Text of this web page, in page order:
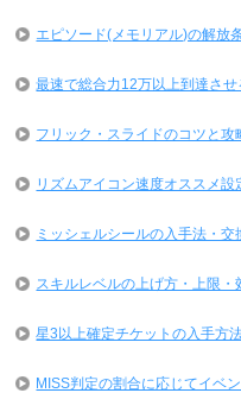
エピソード(メモリアル)の解放
最速で総合力12万以上到達さ
フリック・スライドのコツと攻
リズムアイコン速度オススメ設
ミッシェルシールの入手法・
スキルレベルの上げ方・上限
星3以上確定チケットの入手方
MISS判定の割合に応じてイベ